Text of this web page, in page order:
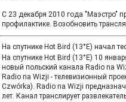
С 23 декабря 2010 года "Маэстро"
профилактике. Возобновить
На спутнике Hot Bird (13°E) начал
На спутнике Hot Bird (13°E) 10
новый польский канала Radio na
Radio na Wizji - телевизионный
Czwórka). Radio na Wizji
лет. Канал транслирует